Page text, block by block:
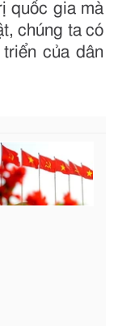
quốc gia mà
chúng ta có
của dân